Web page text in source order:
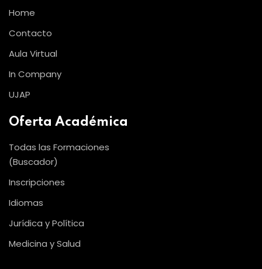
Home
Contacto
Aula Virtual
In Company
UJAP
Oferta Académica
Todas las Formaciones
(Buscador)
Inscripciones
Idiomas
Jurídica y Política
Medicina y Salud